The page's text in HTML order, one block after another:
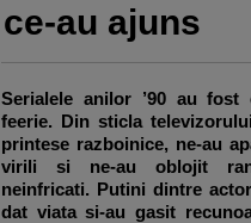
ce-au ajuns
Serialele anilor ’90 au fost
feerie. Din sticla
printese razboinice, ne-au
virili si ne-au oblojit
neinfricati. Putini dintre
dat viata si-au gasit